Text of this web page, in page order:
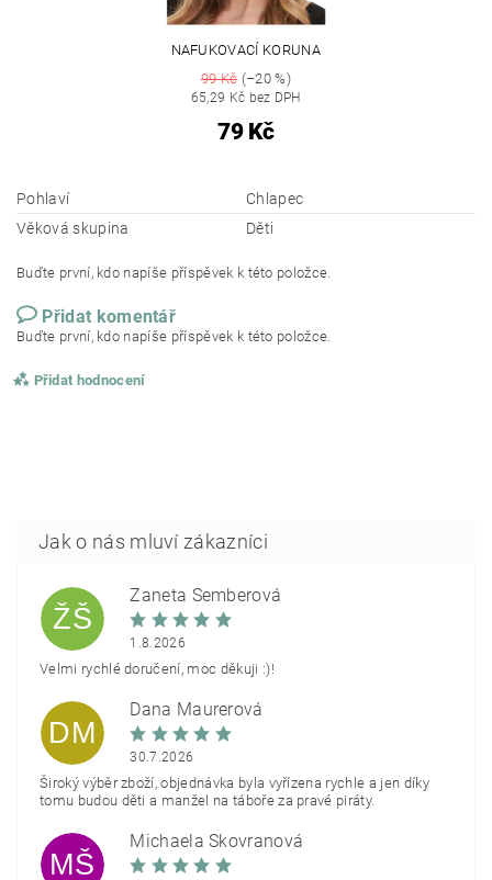
NAFUKOVACÍ KORUNA
99 Kč(–20 %)
65,29 Kč bez DPH
79 Kč
Pohlaví
Chlapec
Věková skupina
Děti
Buďte první, kdo napíše příspěvek k této položce.
Přidat komentář
Buďte první, kdo napíše příspěvek k této položce.
Přidat hodnocení
ŽŠ
Žaneta Šemberová
1.8.2026
Velmi rychlé doručení, moc děkuji :)!
DM
Dana Maurerová
30.7.2026
Široký výběr zboží, objednávka byla vyřízena rychle a jen díky
tomu budou děti a manžel na táboře za pravé piráty.
MŠ
Michaela Škovranová